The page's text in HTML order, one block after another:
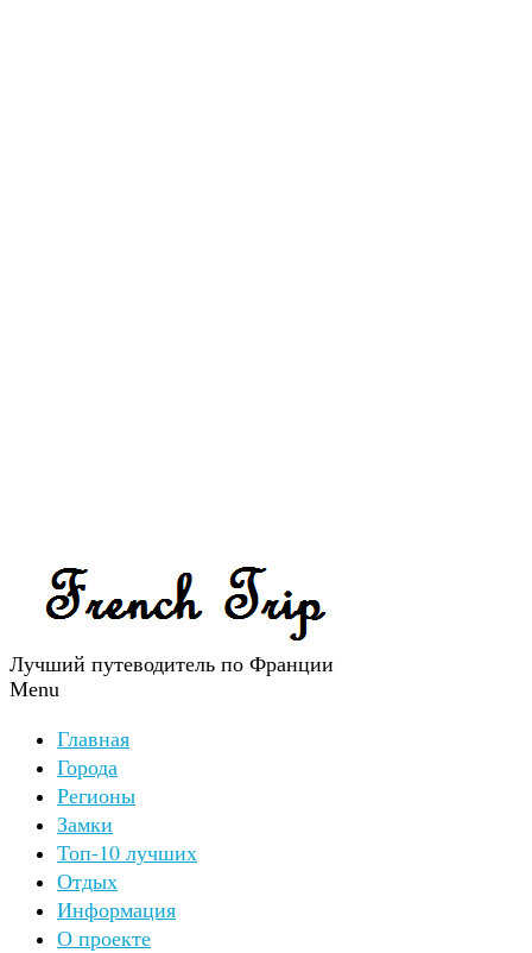
Лучший путеводитель по Франции
Menu
Главная
Города
Регионы
Замки
Топ-10 лучших
Отдых
Информация
О проекте